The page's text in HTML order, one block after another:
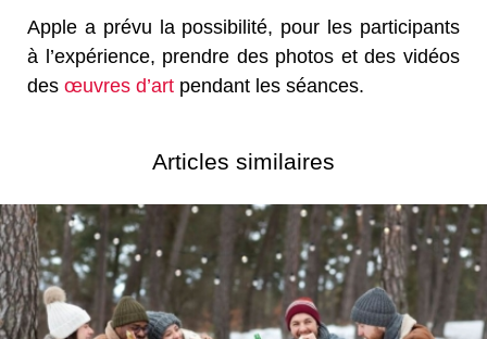
Apple a prévu la possibilité, pour les participants
à l’expérience, prendre des photos et des vidéos
des œuvres d’art pendant les séances.
Articles similaires